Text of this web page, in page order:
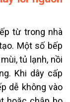
từ trong nhà
Một số bếp
tủ lạnh, nồi
Khi dây cấp
dễ không vào